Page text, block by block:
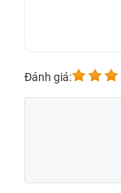
Đánh giá: